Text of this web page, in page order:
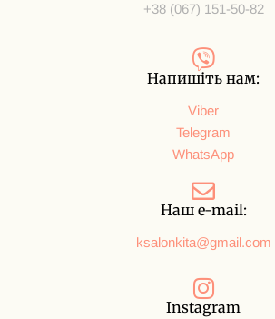
+38 (067) 151-50-82
Напишіть нам:
Viber
Telegram
WhatsApp
Наш e-mail:
ksalonkita@gmail.com
Instagram